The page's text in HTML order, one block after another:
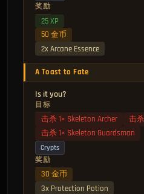
奖励
25 XP
50 金币
2x Arcane Essence
A Toast to Fate
Is it you?
目标
击杀 1× Skeleton Archer
击
击杀 1× Skeleton Guardsman
Crypts
奖励
30 金币
3x Protection Potion